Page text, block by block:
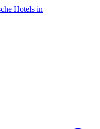
Hotels in